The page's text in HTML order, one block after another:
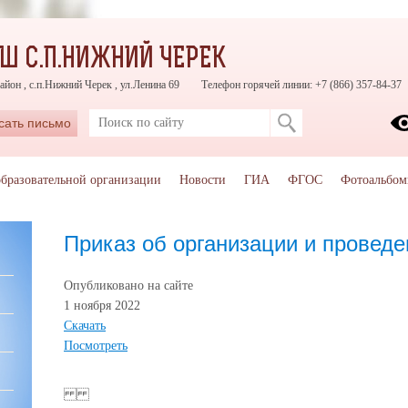
Приказ об организации и
Опубликовано на сайте
1 ноября 2022
Скачать
Посмотреть
С.П.НИЖНИЙ ЧЕРЕК
, с.п.Нижний Черек , ул.Ленина 69 Телефон горячей линии: +7 (866) 357-84-37
письмо
организации Новости ГИА ФГОС